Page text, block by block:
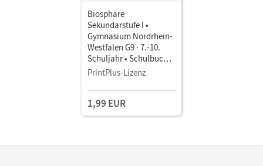
Biosphäre
Sekundarstufe I •
Gymnasium Nordrhein-
Westfalen G9 · 7.-10.
Schuljahr • Schulbuch
als E-Book
PrintPlus-Lizenz
1,99 EUR